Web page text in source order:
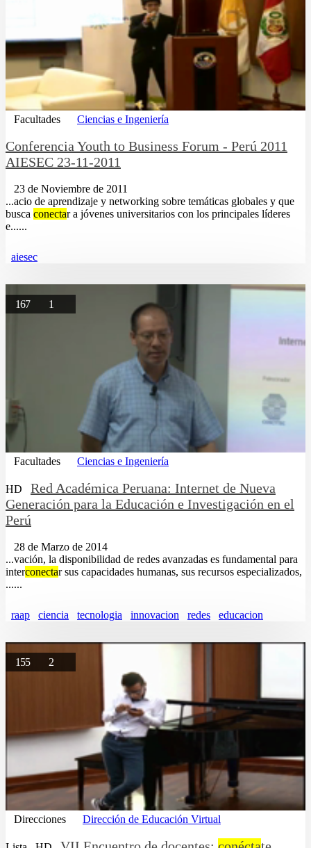
Facultades Ciencias e Ingeniería
Conferencia Youth to Business Forum - Perú 2011
AIESEC 23-11-2011
23 de Noviembre de 2011
...acio de aprendizaje y networking sobre temáticas globales y que
busca conectar a jóvenes universitarios con los principales líderes
e......
aiesec
167 1
Facultades Ciencias e Ingeniería
HD
Red Académica Peruana: Internet de Nueva
Generación para la Educación e Investigación en el
Perú
28 de Marzo de 2014
...vación, la disponibilidad de redes avanzadas es fundamental para
interconectar sus capacidades humanas, sus recursos especializados,
......
raap ciencia tecnologia innovacion redes educacion
155 2
Direcciones Dirección de Educación Virtual